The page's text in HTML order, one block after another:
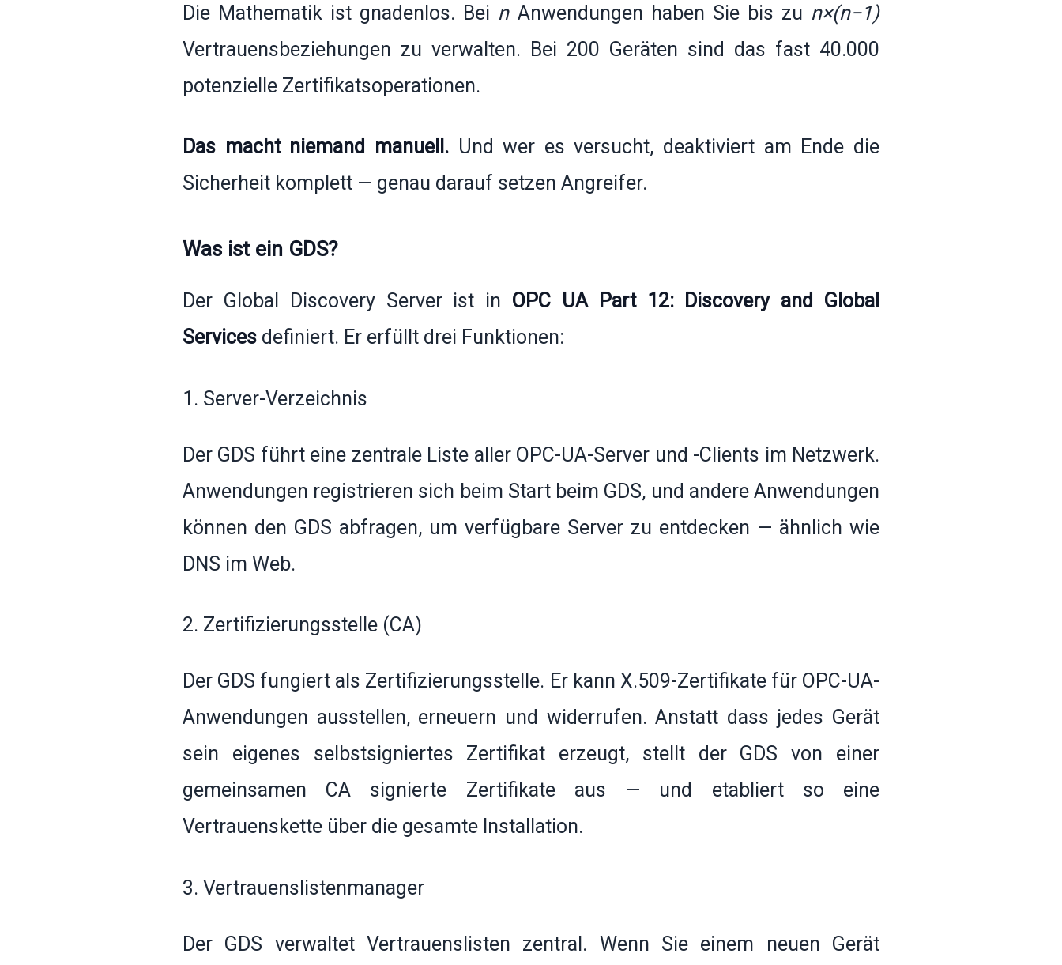
Die Mathematik ist gnadenlos. Bei nAnwendungen haben Sie bis zu n×(n−1)
Vertrauensbeziehungen zu verwalten. Bei 200 Geräten sind das fast 40.000
potenzielle Zertifikatsoperationen.
Das macht niemand manuell.Und wer es versucht, deaktiviert am Ende die
Sicherheit komplett — genau darauf setzen Angreifer.
Was ist ein GDS?
Der Global Discovery Server ist in OPC UA Part 12: Discovery and Global
Services definiert. Er erfüllt drei Funktionen:
1. Server-Verzeichnis
Der GDS führt eine zentrale Liste aller OPC-UA-Server und -Clients im Netzwerk.
Anwendungen registrieren sich beim Start beim GDS, und andere Anwendungen
können den GDS abfragen, um verfügbare Server zu entdecken — ähnlich wie
DNS im Web.
2. Zertifizierungsstelle (CA)
Der GDS fungiert als Zertifizierungsstelle. Er kann X.509-Zertifikate für OPC-UA-
Anwendungen ausstellen, erneuern und widerrufen. Anstatt dass jedes Gerät
sein eigenes selbstsigniertes Zertifikat erzeugt, stellt der GDS von einer
gemeinsamen CA signierte Zertifikate aus — und etabliert so eine
Vertrauenskette über die gesamte Installation.
3. Vertrauenslistenmanager
Der GDS verwaltet Vertrauenslisten zentral. Wenn Sie einem neuen Gerät